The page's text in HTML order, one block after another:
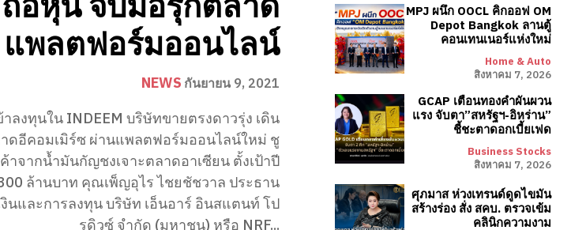
แพลตฟอร์มออนไลน์
NEWS กันยายน 9, 2021
าลงทุนใน INDEEM บริษัทขายตรงดาวรุ่ง เดิน
ดอีคอมเมิร์ซ ผ่านแพลตฟอร์มออนไลน์ใหม่ ชู
าจากน้ำมันกัญชงเจาะตลาดอาเซียน ตั้งเป้าปี
ไร ไชยชัชวาล ประธาน
นและการลงทุน บริษัท เอ็นอาร์ อินสแตนท์ โป
รดิวซ์ จำกัด (มหาชน) หรือ NRF...
MPJ ผนึก OOCL คิกออฟ OM
Depot Bangkok ลานตู้
คอนเทนเนอร์แห่งใหม่
Home & Auto
สิงหาคม 7, 2026
GCAP เตือนทองคำผันผวน
แรง จับตา”สหรัฐฯ-อิหร่าน”
ชี้ชะตาดอกเบี้ยเฟด
Business Stocks
สิงหาคม 7, 2026
ศุภมาส ห่วงเทรนด์ดูดไขมัน
สร้างร่อง สั่ง สคบ. ตรวจเข้ม
คลินิกความงาม